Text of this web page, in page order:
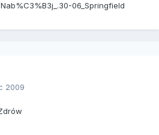
06_Springfield
2009